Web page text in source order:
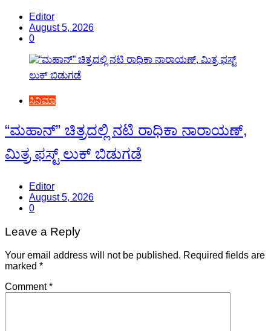
Editor
August 5, 2026
0
ಸಿನಿಮಾ
“ಮಹಾನ್” ಚಿತ್ರದಲ್ಲಿ ನಟಿ ರಾಧಿಕಾ ನಾರಾಯಣ್,
ಮಿತ್ರ ಫಸ್ಟ್ ಲುಕ್ ಬಿಡುಗಡೆ
Editor
August 5, 2026
0
Leave a Reply
Your email address will not be published. Required fields are
marked *
Comment*